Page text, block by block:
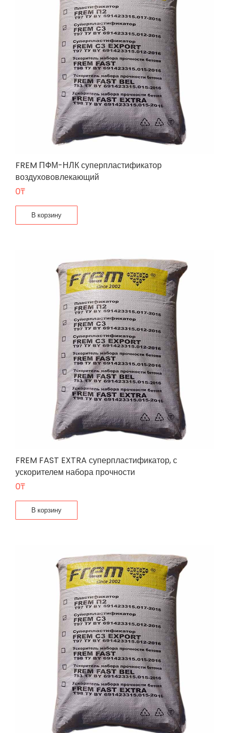
FREM ПФМ-НЛК суперпластификатор
воздухововлекающий
0₸
В корзину
FREM FAST EXTRA суперпластификатор, с
ускорителем набора прочности
0₸
В корзину